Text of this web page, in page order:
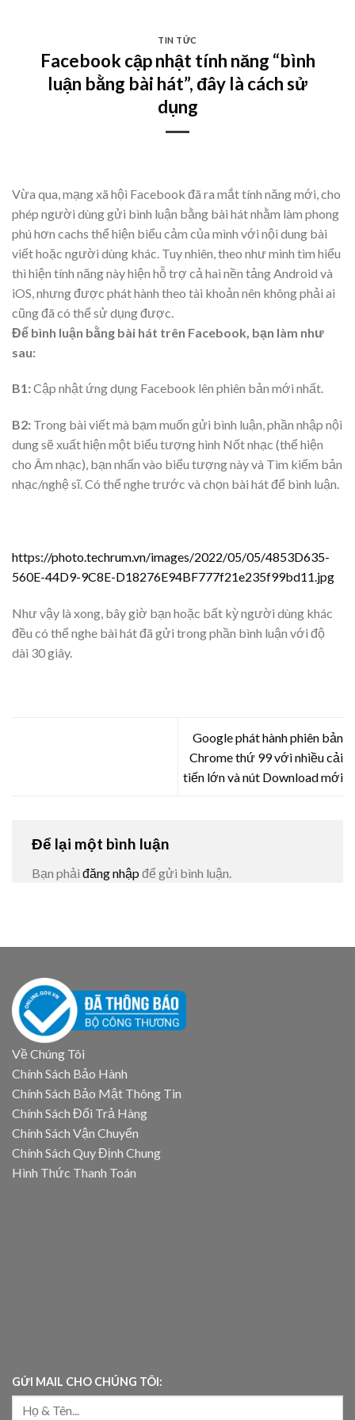
TIN TỨC
Facebook cập nhật tính năng “bình
luận bằng bài hát”, đây là cách sử
dụng
Vừa qua, mạng xã hội Facebook đã ra mắt tính năng mới, cho
phép người dùng gửi bình luận bằng bài hát nhằm làm phong
phú hơn cachs thể hiện biểu cảm của mình với nội dung bài
viết hoặc người dùng khác. Tuy nhiên, theo như mình tìm hiểu
thì hiện tính năng này hiện hỗ trợ cả hai nền tảng Android và
iOS, nhưng được phát hành theo tài khoản nên không phải ai
cũng đã có thể sử dụng được.
Để bình luận bằng bài hát trên Facebook, bạn làm như
sau:
B1:Cập nhật ứng dụng Facebook lên phiên bản mới nhất.
B2: Trong bài viết mà bạm muốn gửi bình luận, phần nhập nội
dung sẽ xuất hiện một biểu tượng hình Nốt nhạc (thể hiện
cho Âm nhạc), bạn nhấn vào biểu tượng này và Tìm kiếm bản
nhạc/nghệ sĩ. Có thể nghe trước và chọn bài hát để bình luận.
https://photo.techrum.vn/images/2022/05/05/4853D635-
560E-44D9-9C8E-D18276E94BF777f21e235f99bd11.jpg
Như vậy là xong, bây giờ bạn hoặc bất kỳ người dùng khác
đều có thể nghe bài hát đã gửi trong phần bình luận với độ
dài 30 giây.
Google phát hành phiên bản
Chrome thứ 99 với nhiều cải
tiến lớn và nút Download mới
Để lại một bình luận
Bạn phải đăng nhập để gửi bình luận.
Về Chúng Tôi
Chính Sách Bảo Hành
Chính Sách Bảo Mật Thông Tin
Chính Sách Đổi Trả Hàng
Chính Sách Vận Chuyển
Chính Sách Quy Định Chung
Hình Thức Thanh Toán
GỬI MAIL CHO CHÚNG TÔI: